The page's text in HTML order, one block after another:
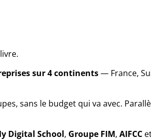
sur 4 continents— France,
sans le budget qui va avec.
Digital School, Groupe FIM, AIFCC